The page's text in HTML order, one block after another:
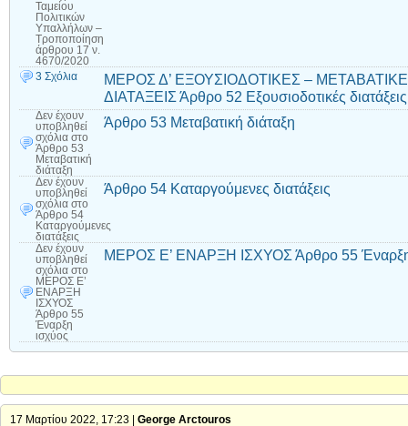
Ταμείου
Πολιτικών
Υπαλλήλων –
Τροποποίηση
άρθρου 17 ν.
4670/2020
3 Σχόλια
ΜΕΡΟΣ Δ’ ΕΞΟΥΣΙΟΔΟΤΙΚΕΣ –
ΔΙΑΤΑΞΕΙΣ Άρθρο 52 Εξουσιοδοτικές διατάξεις
Δεν έχουν
υποβληθεί
σχόλια στο
Άρθρο 53
Μεταβατική
διάταξη
Άρθρο 53 Μεταβατική διάταξη
Δεν έχουν
υποβληθεί
σχόλια στο
Άρθρο 54
Καταργούμενες
διατάξεις
Άρθρο 54 Καταργούμενες διατάξεις
Δεν έχουν
υποβληθεί
σχόλια στο
ΜΕΡΟΣ Ε’
ΕΝΑΡΞΗ
ΙΣΧΥΟΣ
Άρθρο 55
Έναρξη
ισχύος
ΜΕΡΟΣ Ε’ ΕΝΑΡΞΗ ΙΣΧΥΟΣ Άρθρο 55 Έναρξη
17 Μαρτίου 2022, 17:23 | George Arctouros